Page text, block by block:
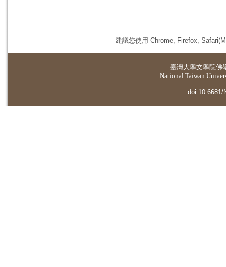
建議您使用 Chrome, Firefox,
臺灣大學文學院佛
National Taiwan
doi:10.6681/